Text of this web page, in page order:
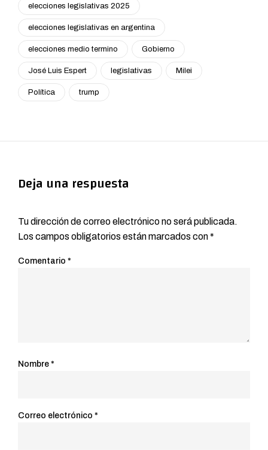
elecciones legislativas 2025
elecciones legislativas en argentina
elecciones medio termino Gobierno
José Luis Espert legislativas Milei
Política trump
Deja una respuesta
Tu dirección de correo electrónico no será publicada.
Los campos obligatorios están marcados con*
Comentario *
Nombre *
Correo electrónico *